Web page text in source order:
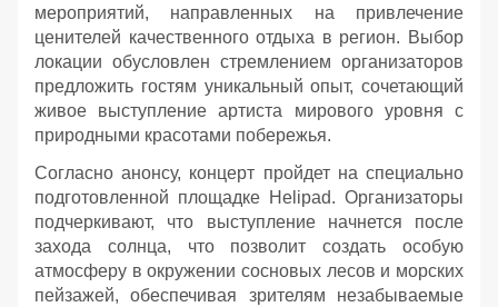
мероприятий, направленных на привлечение
ценителей качественного отдыха в регион. Выбор
локации обусловлен стремлением организаторов
предложить гостям уникальный опыт, сочетающий
живое выступление артиста мирового уровня с
природными красотами побережья.
Согласно анонсу, концерт пройдет на специально
подготовленной площадке Helipad. Организаторы
подчеркивают, что выступление начнется после
захода солнца, что позволит создать особую
атмосферу в окружении сосновых лесов и морских
пейзажей, обеспечивая зрителям незабываемые